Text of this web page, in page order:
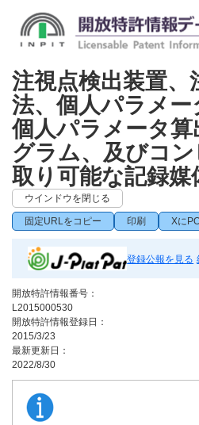
注視点検出装置、
法、個人パラメー
個人パラメータ算
グラム、及びコ
取り可能な記録媒
ウインドウを閉じる
固定URLをコピー 印刷 Xに
登録公報を見る
開放特許情報番号：
L2015000530
開放特許情報登録日：
2015/3/23
最新更新日：
2022/8/30